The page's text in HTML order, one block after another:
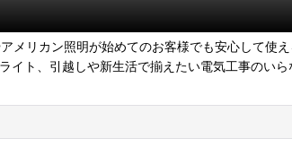
メリカン照明が始めてのお客様でも安心して使
イト、引越しや新生活で揃えたい電気工事のい